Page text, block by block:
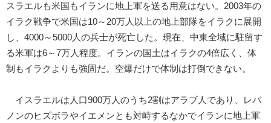
スラエルも米国もイランに地上軍を送る用意はない。2003年の
イラク戦争で米国は10～20万人以上の地上部隊をイラクに展開
し、4000～5000人の兵士が死亡した。現在、中東全域に駐留す
る米軍は6～7万人程度。イランの国土はイラクの4倍広く、体
制もイラクよりも強固だ。空爆だけで体制は打倒できない。
イスラエルは人口900万人のうち2割はアラブ人であり、レバ
ノンのヒズボラやイエメンとも対峙するなかでイランに地上軍